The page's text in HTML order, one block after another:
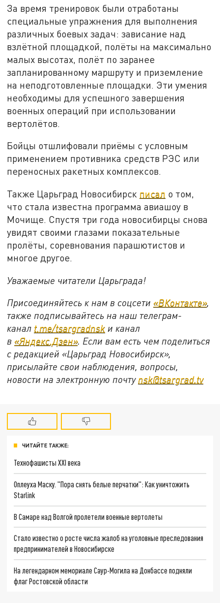
За время тренировок были отработаны
специальные упражнения для выполнения
различных боевых задач: зависание над
взлётной площадкой, полёты на максимально
малых высотах, полёт по заранее
запланированному маршруту и приземление
на неподготовленные площадки. Эти умения
необходимы для успешного завершения
военных операций при использовании
вертолётов.
Бойцы отшлифовали приёмы с условным
применением противника средств РЭС или
переносных ракетных комплексов.
Также Царьград Новосибирск писал о том,
что стала известна программа авиашоу в
Мочище. Спустя три года новосибирцы снова
увидят своими глазами показательные
пролёты, соревнования парашютистов и
многое другое.
Уважаемые читатели Царьграда!
Присоединяйтесь к нам в соцсети «ВКонтакте»,
также подписывайтесь на наш телеграм-
канал t.me/tsargradnsk и канал
в «Яндекс.Дзен». Если вам есть чем поделиться
с редакцией «Царьград Новосибирск»,
присылайте свои наблюдения, вопросы,
новости на электронную почту nsk@tsargrad.tv
ЧИТАЙТЕ ТАКЖЕ:
Технофашисты XXI века
Оплеуха Маску. "Пора снять белые перчатки": Как уничтожить
Starlink
В Самаре над Волгой пролетели военные вертолеты
Стало известно о росте числа жалоб на уголовные преследования
предпринимателей в Новосибирске
На легендарном мемориале Саур-Могила на Донбассе подняли
флаг Ростовской области